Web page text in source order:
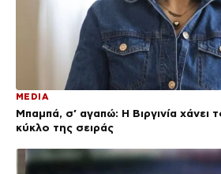
MEDIA
Μπαμπά, σ’ αγαπώ: Η Βιργινία χάνει
κύκλο της σειράς